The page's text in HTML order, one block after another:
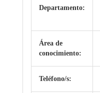
Departamento:
Área de
conocimiento:
Teléfono/s: